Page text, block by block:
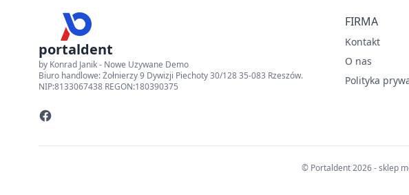
portaldent
by Konrad Janik - Nowe Uzywane Demo
Biuro handlowe: Żołnierzy 9 Dywizji Piechoty 30/128 35-083 Rzeszów.
NIP:8133067438 REGON:180390375
FIRMA
Kontakt
O nas
Polityka
© Portaldent 2026 - sklep